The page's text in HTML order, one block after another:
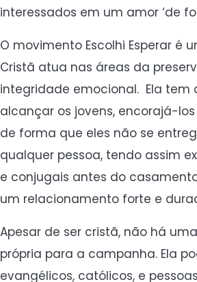
interessados em um amor ‘de
O movimento Escolhi Esperar é
Cristã atua nas áreas da
integridade emocional. Ela tem
alcançar os jovens, encorajá-
de forma que eles não se
qualquer pessoa, tendo assim
e conjugais antes do
um relacionamento forte e
Apesar de ser cristã, não há
própria para a campanha. Ela
evangélicos, católicos, e